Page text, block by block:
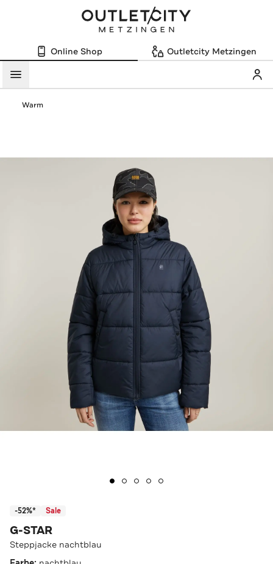
Online Shop Outletcity Metzingen
Menü
Warm
-52%* Sale
G-STAR
Steppjacke nachtblau